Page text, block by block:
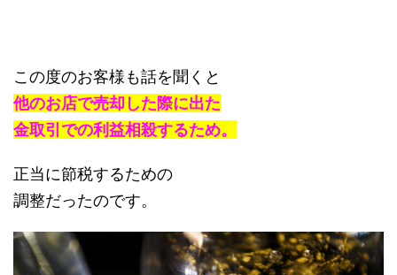
この度のお客様も話を聞くと
他のお店で売却した際に出た
金取引での利益相殺するため。
正当に節税するための
調整だったのです。